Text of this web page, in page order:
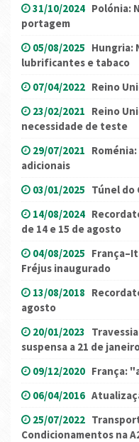
31/10/2024 Polónia:
portagem
05/08/2025 Hungria:
lubrificantes e tabaco
07/04/2022 Reino
23/02/2021 Reino
necessidade de teste
29/07/2021
adicionais
03/01/2025 Túnel do
14/08/2024
de 14 e 15 de agosto
04/08/2025
Fréjus inaugurado
13/08/2018
agosto
20/01/2023
suspensa a 21 de
09/12/2020 França:
06/04/2016
25/07/2022
Condicionamentos na